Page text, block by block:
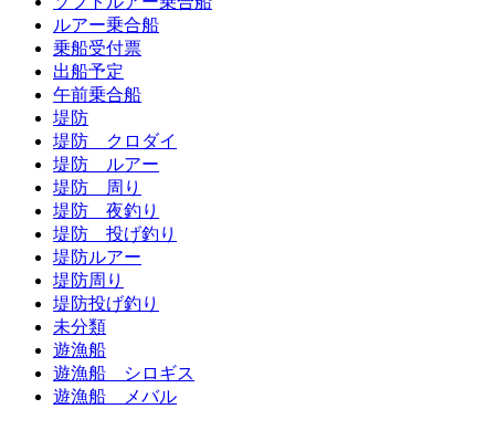
ルアー乗合船
乗船受付票
出船予定
午前乗合船
堤防
堤防 クロダイ
堤防 ルアー
堤防 周り
堤防 夜釣り
堤防 投げ釣り
堤防ルアー
堤防周り
堤防投げ釣り
未分類
遊漁船
遊漁船 シロギス
遊漁船 メバル